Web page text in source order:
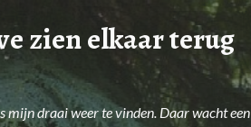
zien elkaar terug
mijn draai weer te vinden. Daar wacht een